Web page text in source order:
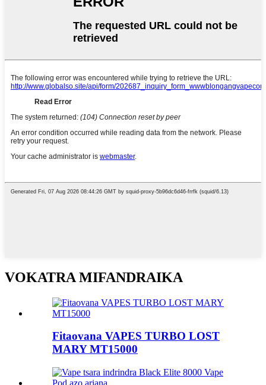
VOKATRA MIFANDRAIKA
Fitaovana VAPES TURBO LOST
MARY MT15000